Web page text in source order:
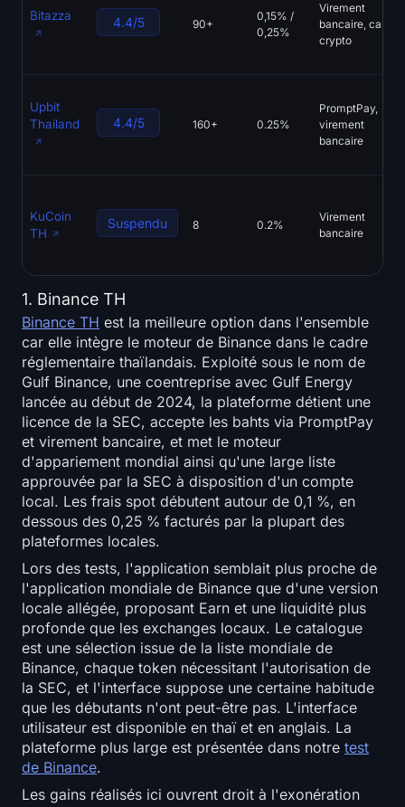
Bitazza 4.4/5 90+
0,15% /
0,25%
Virement
bancaire, carte,
crypto
Upbit
Thailand
4.4/5 160+ 0.25%
PromptPay,
virement
bancaire
KuCoin
TH
Suspendu 8 0.2%
Virement
bancaire
1. Binance TH
Binance TH est la meilleure option dans l'ensemble
car elle intègre le moteur de Binance dans le cadre
réglementaire thaïlandais. Exploité sous le nom de
Gulf Binance, une coentreprise avec Gulf Energy
lancée au début de 2024, la plateforme détient une
licence de la SEC, accepte les bahts via PromptPay
et virement bancaire, et met le moteur
d'appariement mondial ainsi qu'une large liste
approuvée par la SEC à disposition d'un compte
local. Les frais spot débutent autour de 0,1 %, en
dessous des 0,25 % facturés par la plupart des
plateformes locales.
Lors des tests, l'application semblait plus proche de
l'application mondiale de Binance que d'une version
locale allégée, proposant Earn et une liquidité plus
profonde que les exchanges locaux. Le catalogue
est une sélection issue de la liste mondiale de
Binance, chaque token nécessitant l'autorisation de
la SEC, et l'interface suppose une certaine habitude
que les débutants n'ont peut-être pas. L'interface
utilisateur est disponible en thaï et en anglais. La
plateforme plus large est présentée dans notre test
de Binance.
Les gains réalisés ici ouvrent droit à l'exonération